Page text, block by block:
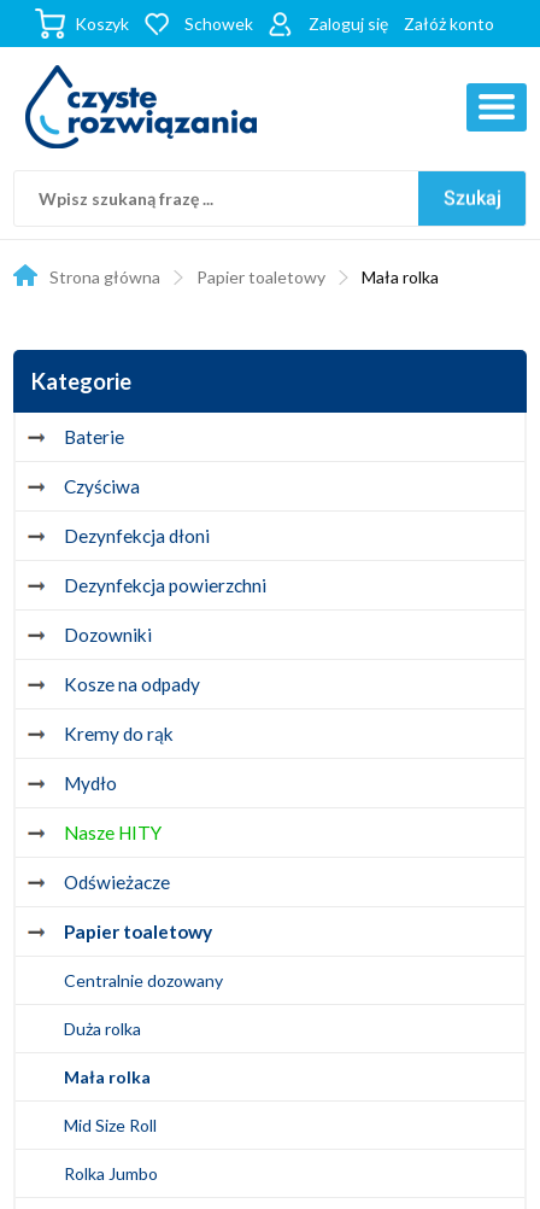
Koszyk Schowek Zaloguj się Załóż konto
Strona główna Papier toaletowy Mała rolka
Kategorie
Baterie
Czyściwa
Dezynfekcja dłoni
Dezynfekcja powierzchni
Dozowniki
Kosze na odpady
Kremy do rąk
Mydło
Nasze HITY
Odświeżacze
Papier toaletowy
Centralnie dozowany
Duża rolka
Mała rolka
Mid Size Roll
Rolka Jumbo